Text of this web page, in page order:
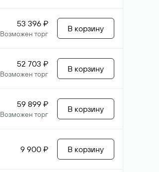
53 396 ₽
Возможен торг
В корзину
52 703 ₽
Возможен торг
В корзину
59 899 ₽
Возможен торг
В корзину
9 900 ₽ В корзину